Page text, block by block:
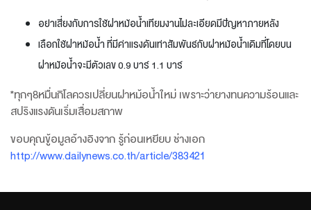
อย่าเสี่ยงกับการใช้ฝาหม้อน้ำเทียมงานไม่ละเอียดมีปัญหาภายหลัง
เลือกใช้ฝาหม้อน้ำ ที่มีค่าแรงดันเท่าสัมพันธ์กับฝาหม้อน้ำเดิมที่โดยบน
ฝาหม้อน้ำจะมีตัวเลข 0.9 บาร์ 1.1 บาร์
*ทุกๆ8หมื่นกิโลควรเปลี่ยนฝาหม้อน้ำใหม่ เพราะว่ายางทนความร้อนและ
สปริงแรงดันเริ่มเสื่อมสภาพ
ขอบคุณขู้อมูลอ้างอิงจาก รู้ก่อนเหยียบ ช่างเอก
http://www.dailynews.co.th/article/383421